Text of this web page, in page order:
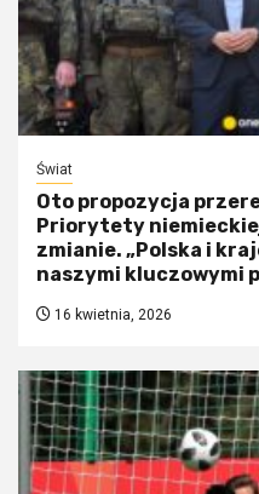
Świat
Oto propozycja
Priorytety
zmianie. „Polska i
naszymi kluczowymi
16 kwietnia, 2026